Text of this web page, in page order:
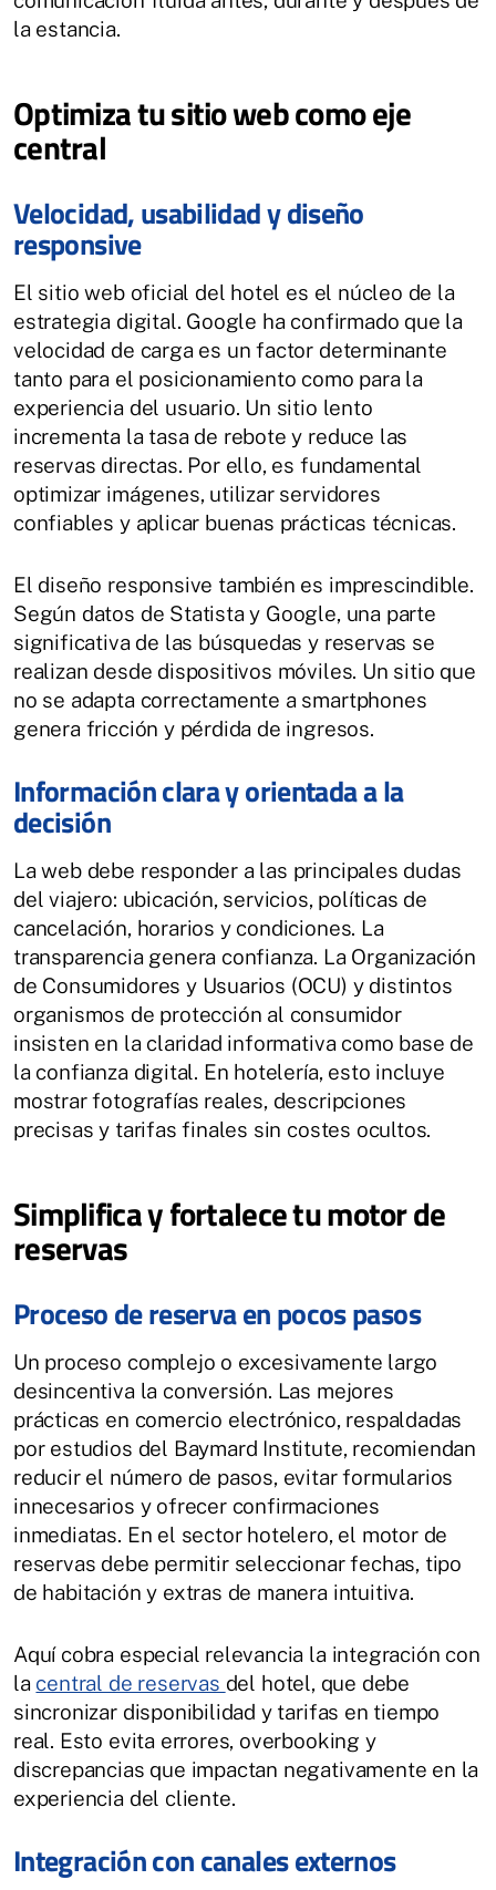
la estancia.
Optimiza tu sitio web como eje
central
Velocidad, usabilidad y diseño
responsive
El sitio web oficial del hotel es el núcleo de la
estrategia digital. Google ha confirmado que la
velocidad de carga es un factor determinante
tanto para el posicionamiento como para la
experiencia del usuario. Un sitio lento
incrementa la tasa de rebote y reduce las
reservas directas. Por ello, es fundamental
optimizar imágenes, utilizar servidores
confiables y aplicar buenas prácticas técnicas.
El diseño responsive también es imprescindible.
Según datos de Statista y Google, una parte
significativa de las búsquedas y reservas se
realizan desde dispositivos móviles. Un sitio que
no se adapta correctamente a smartphones
genera fricción y pérdida de ingresos.
Información clara y orientada a la
decisión
La web debe responder a las principales dudas
del viajero: ubicación, servicios, políticas de
cancelación, horarios y condiciones. La
transparencia genera confianza. La Organización
de Consumidores y Usuarios (OCU) y distintos
organismos de protección al consumidor
insisten en la claridad informativa como base de
la confianza digital. En hotelería, esto incluye
mostrar fotografías reales, descripciones
precisas y tarifas finales sin costes ocultos.
Simplifica y fortalece tu motor de
reservas
Proceso de reserva en pocos pasos
Un proceso complejo o excesivamente largo
desincentiva la conversión. Las mejores
prácticas en comercio electrónico, respaldadas
por estudios del Baymard Institute, recomiendan
reducir el número de pasos, evitar formularios
innecesarios y ofrecer confirmaciones
inmediatas. En el sector hotelero, el motor de
reservas debe permitir seleccionar fechas, tipo
de habitación y extras de manera intuitiva.
Aquí cobra especial relevancia la integración con
la central de reservas del hotel, que debe
sincronizar disponibilidad y tarifas en tiempo
real. Esto evita errores, overbooking y
discrepancias que impactan negativamente en la
experiencia del cliente.
Integración con canales externos